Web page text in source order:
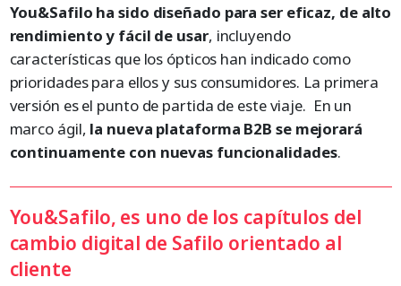
You&Safilo ha sido diseñado para ser eficaz, de alto
rendimiento y fácil de usar, incluyendo
características que los ópticos han indicado como
prioridades para ellos y sus consumidores. La primera
versión es el punto de partida de este viaje. En un
marco ágil, la nueva plataforma B2B se mejorará
continuamente con nuevas funcionalidades.
You&Safilo, es uno de los capítulos del
cambio digital de Safilo orientado al
cliente